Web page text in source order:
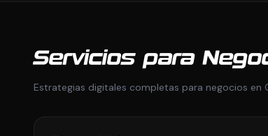
Servicios para
Estrategias digitales completas para negocios en